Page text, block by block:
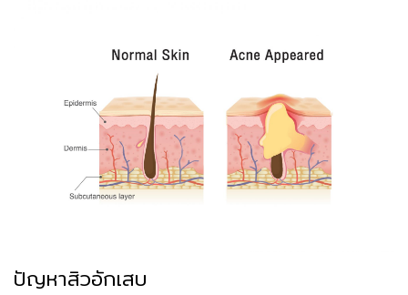
ปัญหาสิวอักเสบ